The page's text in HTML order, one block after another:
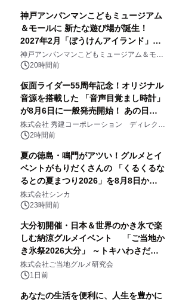
神戸アンパンマンこどもミュージアム
＆モールに 新たな遊び場が誕生！
2027年2月「ぼうけんアイランド」が
オープン
神戸アンパンマンこどもミュージアム＆モー
ル 20時間前
仮面ライダー55周年記念！オリジナル
音源を搭載した 「音声目覚まし時計」
が8月6日に一般発売開始！ あの日の
大興奮が今甦る
株式会社 秀建コーポレーション ディレクト
アートギャラリー
2時間前
夏の徳島・鳴門がアツい！グルメとイ
ベントがもりだくさんの 「くるくるな
るとの夏まつり2026」を8月8日から9
日間開催 ～夏限定メニューや大抽選
会、大学芋スティックの振る舞いも～
株式会社シンカ
23時間前
大分初開催・日本＆世界のかき氷で楽
しむ納涼グルメイベント 「ご当地か
き氷祭2026大分」 ～トキハわさだタ
ウンで8月21日～31日まで11日間限定
開催～
株式会社ご当地グルメ研究会
1日前
あなたの生活を便利に、人生を豊かに